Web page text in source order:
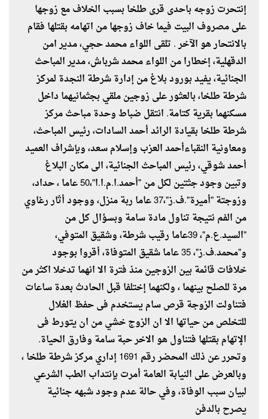
إنتحرت زوجه باحدى قرى طلخا بسبب الخلاف مع زوجها
على مصروف البيت فيما خاف زوجها من اتهامه بقتلها فقام
بالانتحار هو الآخر . تلقى اللواء محمد حجي، مدير امن
الدقهلية، إخطارا من اللواء محمد شرباش، مدير المباحث
الجنائية، يفيد بورود بلاغ من إدارة شرطة النجدة لمركز
شرطة طلخا، بالعثور على زوجين ملقي بجثمانيهما داخل
مسكنهما بقرية كتامة. انتقل ضباط وحدة مباحث مركز
شرطة طلخا بقيادة الرائد أحمد السادات، رئيس المباحث،
ومعاونية النقباءأحمد العزب وإسلام سعد، وبإشراف العميد
أحمد شوقي، رئيس المباحث الجنائية، الى مكان البلاغ
وتبين وجود جثتين لكل من "أحمد.ا.م.ا.ا"،50 عاما ، حداد،
وزوجتة "أميرة".ف.ز"،37 عاما ربة منزل، ووجود أثار رغاوي
من الفم نتيجة تناول مادة سامة وبسؤال كل من
"السيد.ع.م"، 39عاما رقيب شرطة، وشقيق المتوفي،
و"محمد.ف.ز"، 35 عاما شقيق المتوفاة، أقروا بوجود
خلافات قائمة بين الزوجين منذ فترة الا انهما تدخلا اكثر من
مرة للصلح بينهما ، ولكنهما إختلفا قبل الحادث بعدة ساعات
فتناولت الزوجة قرص سام يستخدم فى حفظ الغلال
للتخلص من حياتها الا ان الزوج خشي من ان يتورط فى
الإتهام بقتلها فتناول هو الاخر حبة سامة وفارق الحياة.
وتحرر عن ذلك المحضر رقم 1691 إداري مركز شرطة طلخا ،
وبالعرض على النيابة العامة أمرت بإنتداب الطب الشرعي
لبيان سبب الوفاة، وفي حالة عدم وجود شبهه جنائية
يصرح بالدفن